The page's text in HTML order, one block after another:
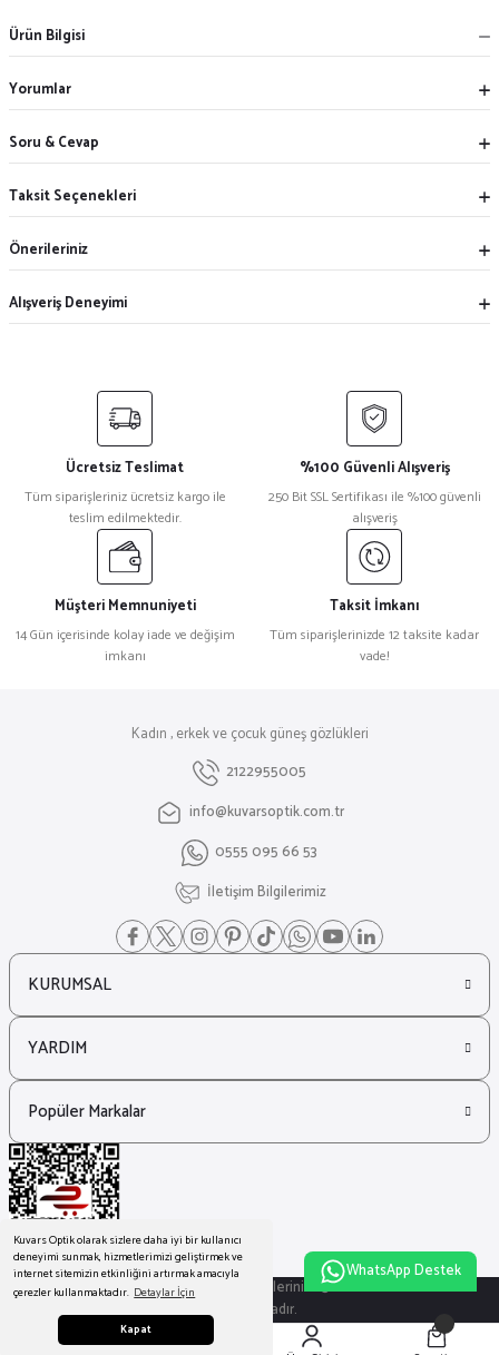
Kuvars Optik olarak sizlere daha iyi bir kullanıcı
deneyimi sunmak, hizmetlerimizi geliştirmek ve
internet sitemizin etkinliğini artırmak amacıyla
çerezler kullanmaktadır. Detaylar İçin
Kapat
Ürün Bilgisi
Yorumlar
Soru & Cevap
Taksit Seçenekleri
Önerileriniz
Alışveriş Deneyimi
Ücretsiz Teslimat
Tüm siparişleriniz ücretsiz kargo ile
teslim edilmektedir.
%100 Güvenli Alışveriş
250 Bit SSL Sertifikası ile %100 güvenli
alışveriş
Müşteri Memnuniyeti
14 Gün içerisinde kolay iade ve değişim
imkanı
Taksit İmkanı
Tüm siparişlerinizde 12 taksite kadar
vade!
Kadın , erkek ve çocuk güneş gözlükleri
2122955005
info@kuvarsoptik.com.tr
0555 095 66 53
İletişim Bilgilerimiz
KURUMSAL
YARDIM
Popüler Markalar
© Tüm Hakları Saklıdır. Kredi kartı bilgileriniz 256bit SSL sertifikası ile
korunmaktadır.
WhatsApp Destek
ile